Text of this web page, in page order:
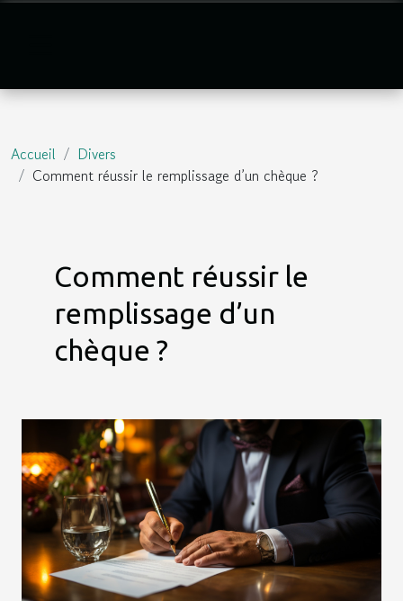
Accueil
Divers
Comment réussir le remplissage d’un chèque ?
Comment réussir le
remplissage d’un
chèque ?